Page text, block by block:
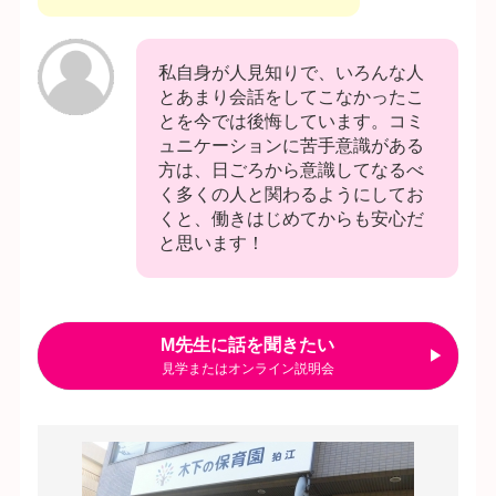
私自身が人見知りで、いろんな人
とあまり会話をしてこなかったこ
とを今では後悔しています。コミ
ュニケーションに苦手意識がある
方は、日ごろから意識してなるべ
く多くの人と関わるようにしてお
くと、働きはじめてからも安心だ
と思います！
M先生に話を聞きたい
見学またはオンライン説明会